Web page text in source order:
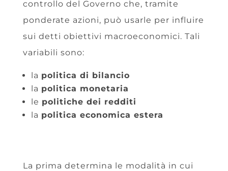
controllo del Governo che, tramite
ponderate azioni, può usarle per influire
sui detti obiettivi macroeconomici. Tali
variabili sono:
la politica di bilancio
la politica monetaria
le politiche dei redditi
la politica economica estera
La prima determina le modalità in cui